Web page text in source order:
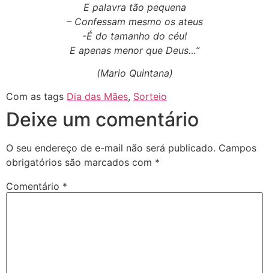
E palavra tão pequena
– Confessam mesmo os ateus
-É do tamanho do céu!
E apenas menor que Deus…”
(Mario Quintana)
Com as tags Dia das Mães, Sorteio
Deixe um comentário
O seu endereço de e-mail não será publicado. Campos
obrigatórios são marcados com *
Comentário *